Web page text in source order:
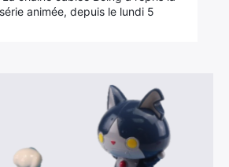
animée, depuis le lundi 5